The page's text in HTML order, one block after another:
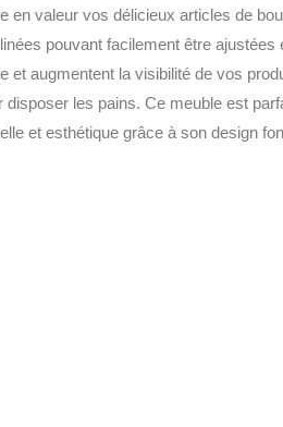
en valeur vos délicieux articles de
pouvant facilement être ajustées
et augmentent la visibilité de vos
les pains. Ce meuble est
et esthétique grâce à son design